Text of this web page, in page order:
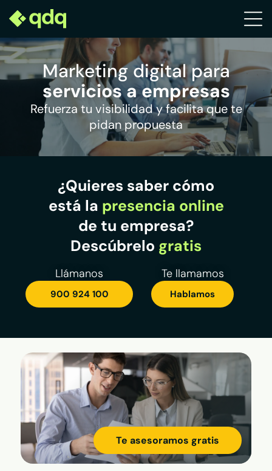
Marketing digital para
servicios a empresas
Refuerza tu visibilidad y facilita que te
pidan propuesta
¿Quieres saber cómo
está la presencia online
de tu empresa?
Descúbrelo gratis
Llámanos
900 924 100
Te llamamos
Hablamos
Te asesoramos gratis